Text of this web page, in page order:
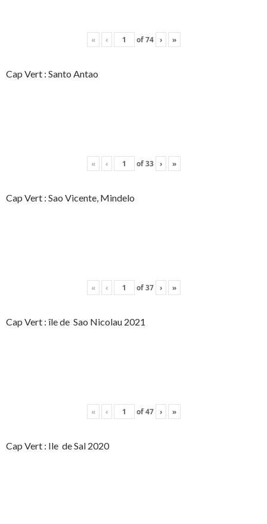
« ‹ of74 › »
Cap Vert : Santo Antao
« ‹ of33 › »
Cap Vert : Sao Vicente, Mindelo
« ‹ of37 › »
Cap Vert : île de Sao Nicolau 2021
« ‹ of47 › »
Cap Vert : Ile de Sal 2020